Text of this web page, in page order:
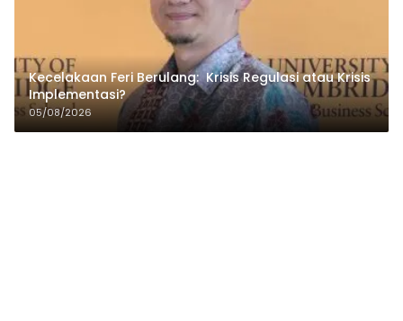
Kecelakaan Feri Berulang: Krisis Regulasi atau Krisis
Implementasi?
05/08/2026